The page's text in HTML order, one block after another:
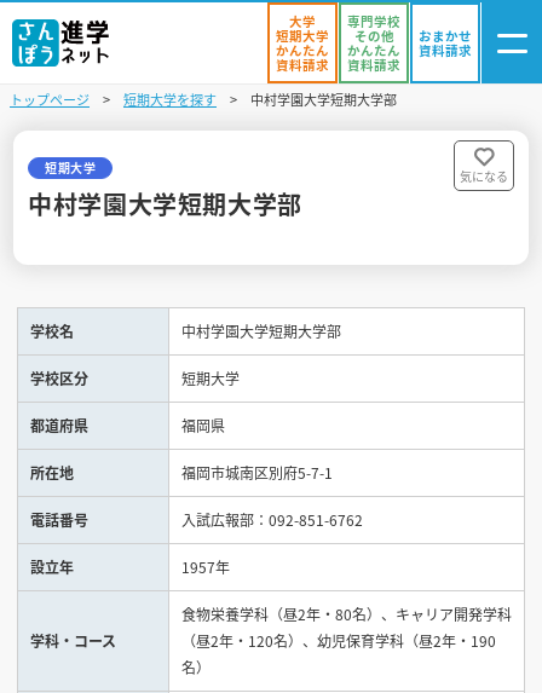
資料リスト
進学イベント
入試・受験入門
お役立ち情報
見学会WEB手引書
校内オンラインガイダンス
アンケートフォーム（学校用）
大学
短期大学
かんたん
資料請求
専門学校
その他
かんたん
資料請求
おまかせ
資料請求
トップページ 短期大学を探す 中村学園大学短期大学部
短期大学
中村学園大学短期大学部
気になる
学校名 中村学園大学短期大学部
学校区分 短期大学
都道府県 福岡県
所在地 福岡市城南区別府5-7-1
電話番号 入試広報部：092-851-6762
設立年 1957年
学科・コース
食物栄養学科（昼2年・80名）、キャリア開発学科
（昼2年・120名）、幼児保育学科（昼2年・190
名）